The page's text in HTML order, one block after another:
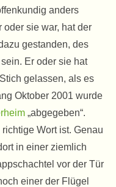
anders
sie war, hat der
gestanden, des
Er oder sie hat
gelassen, als es
Oktober 2001 wurde
„abgegeben“.
Wort ist. Genau
in einer ziemlich
vor der Tür
einer der Flügel